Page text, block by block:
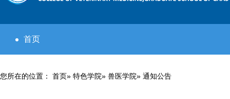
首页
您所在的位置： 首页» 特色学院» 兽医学院» 通知公告